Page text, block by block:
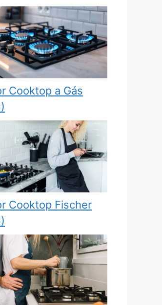
Cooktop a Gás
Cooktop Fischer